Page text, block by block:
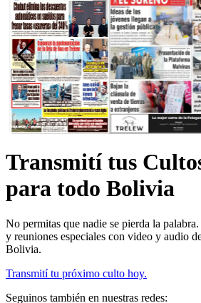
Transmití tus
para todo Bolivia
No permitas que nadie se pierda la
y reuniones especiales con video y audio
Bolivia.
Transmití tu próximo culto hoy.
Seguinos también en nuestras redes: